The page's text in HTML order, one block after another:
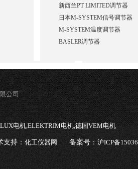
新西兰PT LIMITED调节器
日本M-SYSTEM信号调节器
M-SYSTEM温度调节器
BASLER调节器
公司
电机,ELEKTRIM电机,德国VEM电机
支持：化工仪器网 备案号：沪ICP备